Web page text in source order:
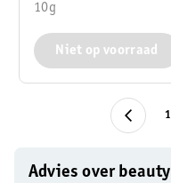
10g
Niet op voorraad
1
Advies over beauty